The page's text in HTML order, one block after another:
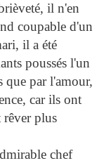
il n'en
coupable d'un
il a été
poussés l'un
que par l'amour,
car ils ont
rêver plus
chef